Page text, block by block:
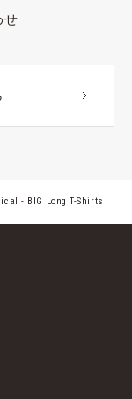
せ
- BIG Long T-Shirts